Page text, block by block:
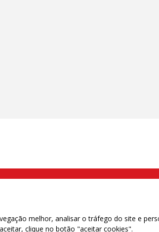
| Telefone (11) 2108 9200 - Fax (11) 2108 9310
melhor, analisar o tráfego do site e
clique no botão "aceitar cookies".